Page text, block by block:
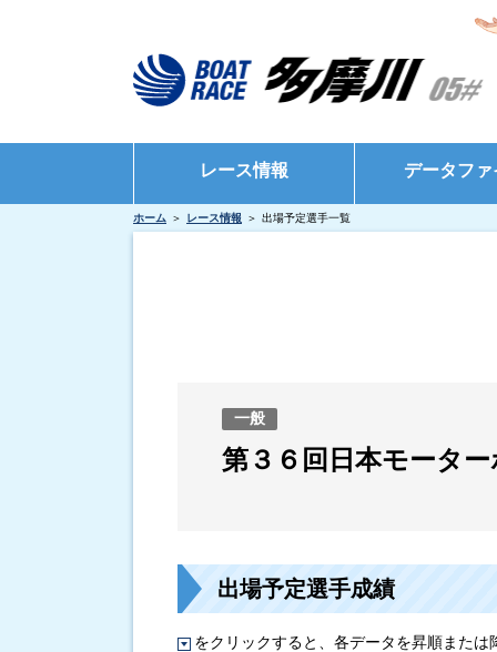
レース情報
シリーズインデックス
出走表・前日予想PDF
モーター抽選結果・前検タイムランキング
データファ
ホーム レース情報 出場予定選手一覧
一般
第３６回日本モータ
出場予定選手成績
をクリックすると、各データを昇順または